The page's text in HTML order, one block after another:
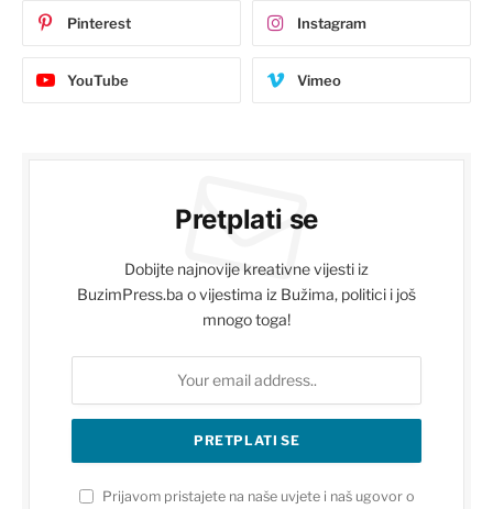
Pinterest Instagram
YouTube Vimeo
Pretplati se
Dobijte najnovije kreativne vijesti iz
BuzimPress.ba o vijestima iz Bužima, politici i još
mnogo toga!
Prijavom pristajete na naše uvjete i naš ugovor o